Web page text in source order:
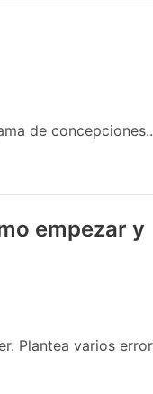
de
empezar y
Plantea varios